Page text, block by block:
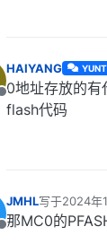
离线
HAIYANG
0地址存放的有
flash代码
离线
JMHL写于2024年
最后由 编辑
那MC0的